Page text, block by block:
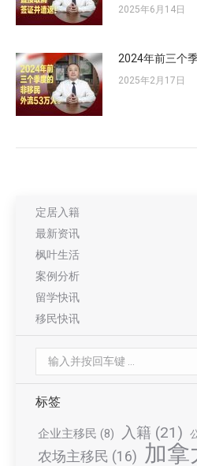
2025年6月14日
2024年前三个
2025年2月17日
定居入籍
最新资讯
枫叶生活
案例分析
留学快讯
移民快讯
Search:
标签
企业主移民 (8) 入籍 (21)
农场主移民 (16) 加拿